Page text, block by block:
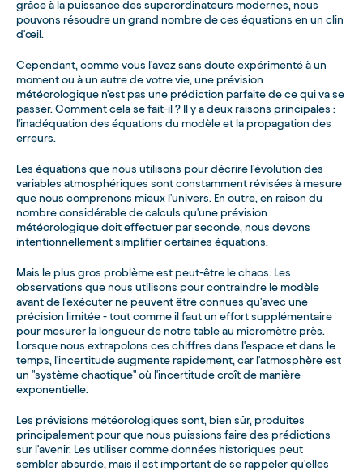
grâce à la puissance des superordinateurs modernes, nous
pouvons résoudre un grand nombre de ces équations en un clin
d'œil.
Cependant, comme vous l'avez sans doute expérimenté à un
moment ou à un autre de votre vie, une prévision
météorologique n'est pas une prédiction parfaite de ce qui va se
passer. Comment cela se fait-il ? Il y a deux raisons principales :
l'inadéquation des équations du modèle et la propagation des
erreurs.
Les équations que nous utilisons pour décrire l'évolution des
variables atmosphériques sont constamment révisées à mesure
que nous comprenons mieux l'univers. En outre, en raison du
nombre considérable de calculs qu'une prévision
météorologique doit effectuer par seconde, nous devons
intentionnellement simplifier certaines équations.
Mais le plus gros problème est peut-être le chaos. Les
observations que nous utilisons pour contraindre le modèle
avant de l'exécuter ne peuvent être connues qu'avec une
précision limitée - tout comme il faut un effort supplémentaire
pour mesurer la longueur de notre table au micromètre près.
Lorsque nous extrapolons ces chiffres dans l'espace et dans le
temps, l'incertitude augmente rapidement, car l'atmosphère est
un "système chaotique" où l'incertitude croît de manière
exponentielle.
Les prévisions météorologiques sont, bien sûr, produites
principalement pour que nous puissions faire des prédictions
sur l'avenir. Les utiliser comme données historiques peut
sembler absurde, mais il est important de se rappeler qu'elles